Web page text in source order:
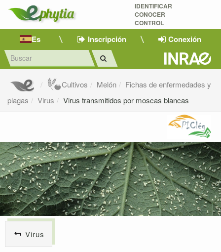
IDENTIFICAR
CONOCER
CONTROL
Es Inscripción Conexión
Cultivos Melón
Fichas de enfermedades y
plagas
Virus Virus transmitidos por moscas blancas
Virus